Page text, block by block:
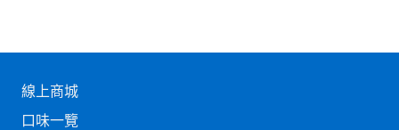
線上商城
口味一覽